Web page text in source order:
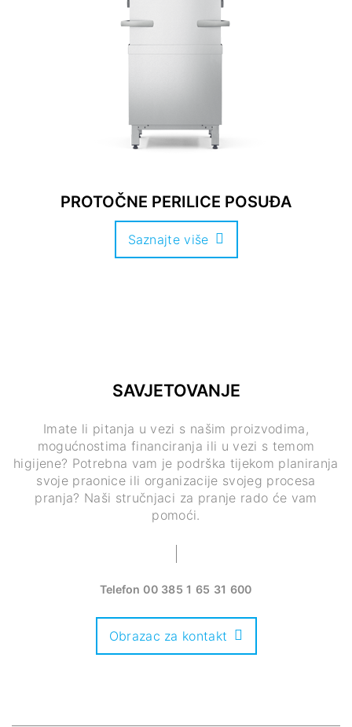
PROTOČNE PERILICE POSUĐA
Saznajte više
SAVJETOVANJE
Imate li pitanja u vezi s našim proizvodima,
mogućnostima financiranja ili u vezi s temom
higijene? Potrebna vam je podrška tijekom planiranja
svoje praonice ili organizacije svojeg procesa
pranja? Naši stručnjaci za pranje rado će vam
pomoći.
Telefon00 385 1 65 31 600
Obrazac za kontakt